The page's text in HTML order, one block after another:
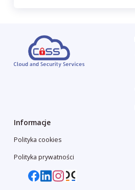
Informacje
Polityka cookies
Polityka prywatności